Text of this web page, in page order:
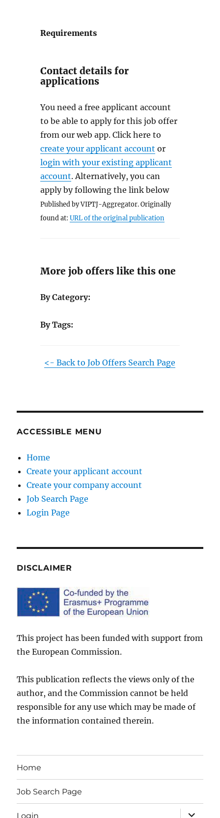
Requirements
Contact details for
applications
You need a free applicant account
to be able to apply for this job offer
from our web app. Click here to
create your applicant account or
login with your existing applicant
account. Alternatively, you can
apply by following the link below
Published by VIPTJ-Aggregator. Originally
found at:URL of the original publication
More job offers like this one
By Category:
By Tags:
<- Back to Job Offers Search Page
ACCESSIBLE MENU
Home
Create your applicant account
Create your company account
Job Search Page
Login Page
DISCLAIMER
This project has been funded with support from
the European Commission.
This publication reflects the views only of the
author, and the Commission cannot be held
responsible for any use which may be made of
the information contained therein.
Home
Job Search Page
Login expand